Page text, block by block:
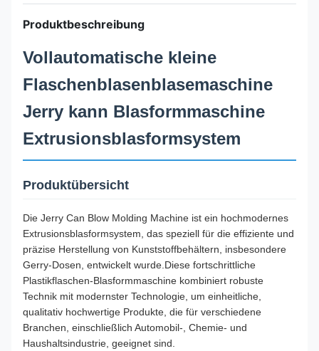
Produktbeschreibung
Vollautomatische kleine
Flaschenblasenblasemaschine
Jerry kann Blasformmaschine
Extrusionsblasformsystem
Produktübersicht
Die Jerry Can Blow Molding Machine ist ein hochmodernes
Extrusionsblasformsystem, das speziell für die effiziente und
präzise Herstellung von Kunststoffbehältern, insbesondere
Gerry-Dosen, entwickelt wurde.Diese fortschrittliche
Plastikflaschen-Blasformmaschine kombiniert robuste
Technik mit modernster Technologie, um einheitliche,
qualitativ hochwertige Produkte, die für verschiedene
Branchen, einschließlich Automobil-, Chemie- und
Haushaltsindustrie, geeignet sind.